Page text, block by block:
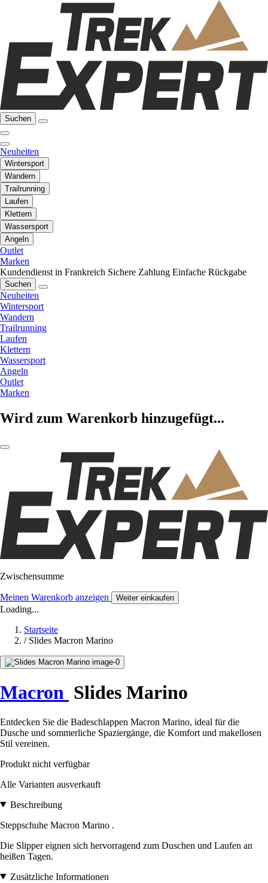
Suchen
Neuheiten
Wintersport
Wandern
Trailrunning
Laufen
Klettern
Wassersport
Angeln
Outlet
Marken
Kundendienst in Frankreich Sichere Zahlung Einfache Rückgabe
Suchen
Neuheiten
Wintersport
Wandern
Trailrunning
Laufen
Klettern
Wassersport
Angeln
Outlet
Marken
Wird zum Warenkorb hinzugefügt...
Zwischensumme
Meinen Warenkorb anzeigen Weiter einkaufen
Loading...
Startseite
/ Slides Macron Marino
Macron Slides Marino
Entdecken Sie die Badeschlappen Macron Marino, ideal für die
Dusche und sommerliche Spaziergänge, die Komfort und makellosen
Stil vereinen.
Produkt nicht verfügbar
Alle Varianten ausverkauft
Beschreibung
Steppschuhe Macron Marino .
Die Slipper eignen sich hervorragend zum Duschen und Laufen an
heißen Tagen.
Zusätzliche Informationen